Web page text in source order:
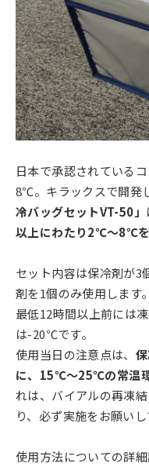
日本で承認されている
8℃。キラックスで開発
冷バッグセットVT-50」
以上にわたり2℃～8℃
セット内容は保冷剤が3
剤を1個のみ使用しま
最低12時間以上前には
は-20℃です。
使用当日の注意点は、
に、15℃～25℃の常温
れは、バイアルの再凍
り、必ず実施をお願いし
使用方法についての詳